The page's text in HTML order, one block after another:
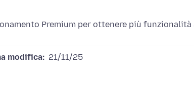
Premium per ottenere più funzionalità
modifica: 21/11/25